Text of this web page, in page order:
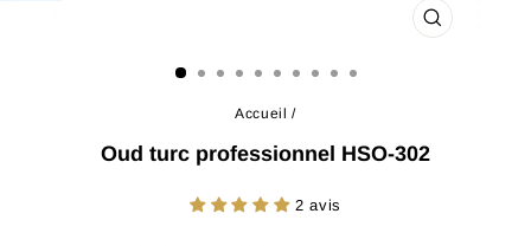
FERMER
Accueil /
Oud turc professionnel HSO-302
2 avis